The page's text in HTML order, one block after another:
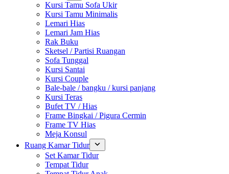
Kursi Tamu Sofa Ukir
Kursi Tamu Minimalis
Lemari Hias
Lemari Jam Hias
Rak Buku
Sketsel / Partisi Ruangan
Sofa Tunggal
Kursi Santai
Kursi Couple
Bale-bale / bangku / kursi panjang
Kursi Teras
Bufet TV / Hias
Frame Bingkai / Pigura Cermin
Frame TV Hias
Meja Konsul
Ruang Kamar Tidur
Set Kamar Tidur
Tempat Tidur